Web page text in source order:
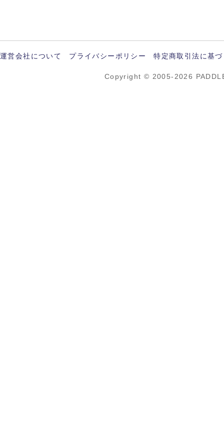
運営会社について プライバシーポリシー 特定商取引法に基
Copyright © 2005-2026